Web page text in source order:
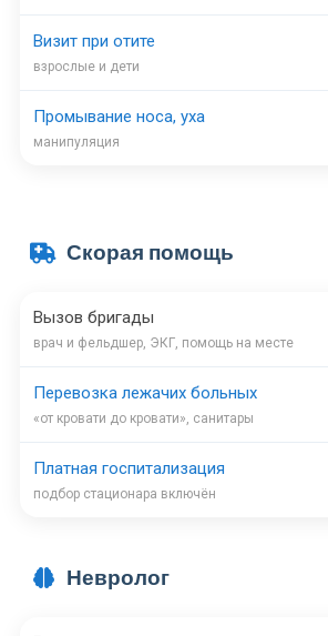
Визит при отите
взрослые и дети
Промывание носа, уха
манипуляция
Скорая помощь
Вызов бригады
врач и фельдшер, ЭКГ, помощь на месте
Перевозка лежачих больных
«от кровати до кровати», санитары
Платная госпитализация
подбор стационара включён
Невролог